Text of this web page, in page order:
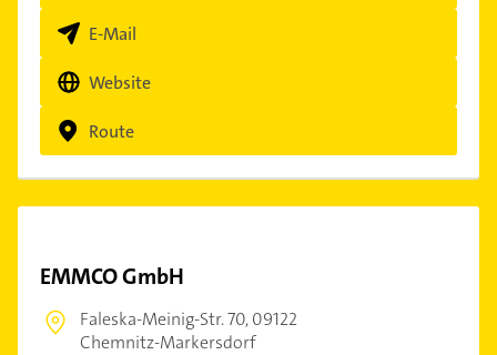
E-Mail
Website
Route
EMMCO GmbH
Faleska-Meinig-Str. 70,09122
Chemnitz-Markersdorf